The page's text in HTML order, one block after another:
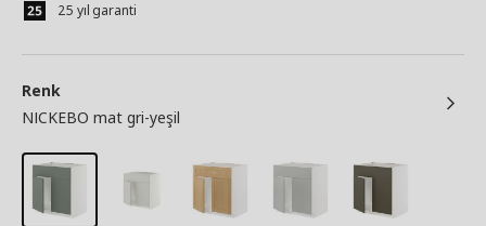
25 yıl garanti
Renk
NICKEBO mat gri-yeşil